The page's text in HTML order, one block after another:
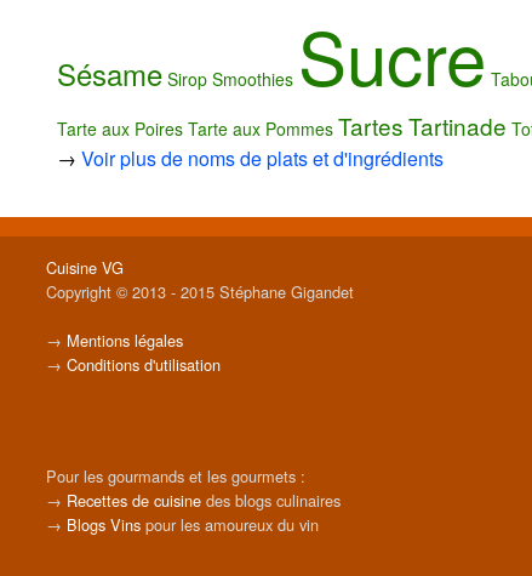
Sésame Sirop Smoothies Sucre
Tarte aux Poires Tarte aux Pommes TartesTartinade
→ Voir plus de noms de plats et d'ingrédients
Cuisine VG
Copyright © 2013 - 2015 Stéphane Gigandet
→ Mentions légales
→ Conditions d'utilisation
Pour les gourmands et les gourmets :
→ Recettes de cuisinedes blogs culinaires
→ Blogs Vinspour les amoureux du vin